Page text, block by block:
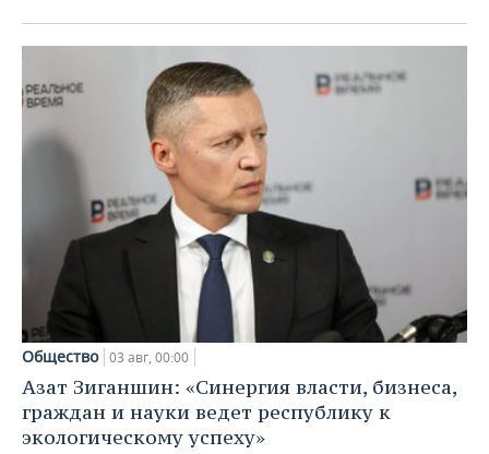
Общество 03 авг, 00:00
Азат Зиганшин: «Синергия власти, бизнеса,
граждан и науки ведет республику к
экологическому успеху»